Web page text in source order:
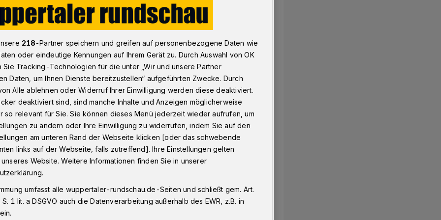
Sport ganz im Mittelpunkt
Mittelpunkt
Projekt" hatten die Schüler des
Ronsdorf jetzt erstmals 16 Schüler
Langogne zu Gast in
218-Partner speichern und greifen auf personenbezogene Daten wie
oder eindeutige Kennungen auf Ihrem Gerät zu. Durch Auswahl von OK
Sie Tracking-Technologien für die unter „Wir und unsere Partner
Daten, um Ihnen Dienste bereitzustellen“ aufgeführten Zwecke. Durch
Alle ablehnen oder Widerruf Ihrer Einwilligung werden diese deaktiviert.
deaktiviert sind, sind manche Inhalte und Anzeigen möglicherweise
so relevant für Sie. Sie können dieses Menü jederzeit wieder aufrufen, um
zu ändern oder Ihre Einwilligung zu widerrufen, indem Sie auf den
am unteren Rand der Webseite klicken [oder das schwebende
links auf der Webseite, falls zutreffend]. Ihre Einstellungen gelten
Website. Weitere Informationen finden Sie in unserer
umfasst alle wuppertaler-rundschau.de-Seiten und schließt gem. Art.
1 lit. a DSGVO auch die Datenverarbeitung außerhalb des EWR, z.B. in